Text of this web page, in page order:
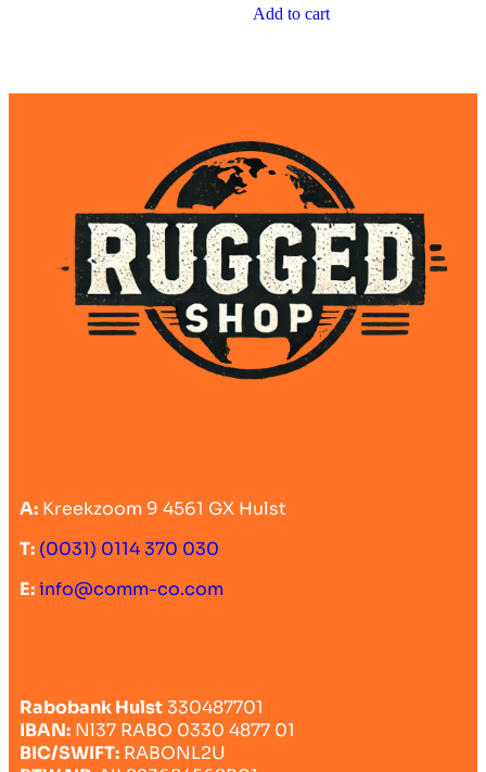
Add to cart
A: Kreekzoom 9 4561 GX Hulst
T: (0031) 0114 370 030
E:info@comm-co.com
Rabobank Hulst330487701
IBAN: Nl37 RABO 0330 4877 01
BIC/SWIFT: RABONL2U